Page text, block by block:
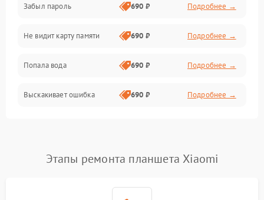
Экран (дисплей)
Связь
Разговор (микрофон, динамик)
Перегрев и нестабильная работа
Сеть и интернет
Забыл пароль 690 ₽ Подробнее →
Не видит карту памяти 690 ₽ Подробнее →
Попала вода 690 ₽ Подробнее →
Выскакивает ошибка 690 ₽ Подробнее →
Этапы ремонта планшета Xiaomi